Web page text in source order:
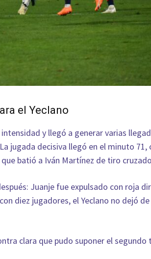
el Yeclano
y llegó a generar varias
jugada decisiva llegó en el minuto
batió a Iván Martínez de tiro
Juanje fue expulsado con roja
diez jugadores, el Yeclano no dejó
clara que pudo suponer el